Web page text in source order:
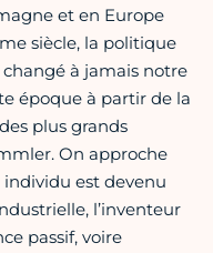
et en Europe
siècle, la politique
à jamais notre
époque à partir de la
plus grands
On approche
individu est devenu
l’inventeur
passif, voire